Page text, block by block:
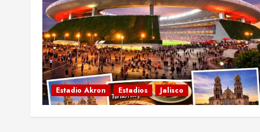
Estadio Akron Estadios Jalisco